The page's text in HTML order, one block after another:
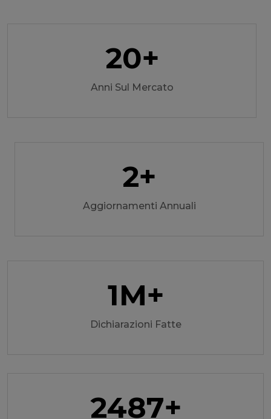
20+
Anni Sul Mercato
2+
Aggiornamenti Annuali
1M+
Dichiarazioni Fatte
2493+